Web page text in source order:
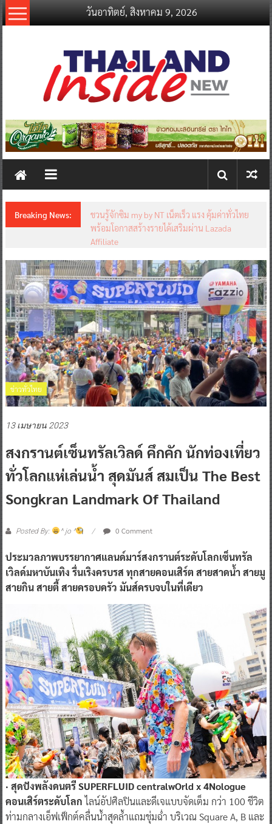
Skip
to
วันอาทิตย์, สิงหาคม 9, 2026
thailandinsidenew.com
Thailand
New
Breaking News:
ชวนรู้จักซิม my by NT เน็ตเร็ว แรง คุ้มค่าทั่วไทย
พร้อมโอกาสสร้างรายได้เสริมผ่าน Lazada
Affiliate
ข่าวทั่วไทย
13 เมษายน 2023
สงกรานต์เซ็นทรัลเวิลด์ คึกคัก นักท่องเที่ยว
ทั่วโลกแห่เล่นน้ำ สุดมันส์ สมเป็น The Best
Songkran Landmark Of Thailand
Posted By: ^ jo ^ 0 Comment
ประมวลภาพบรรยากาศแลนด์มาร์สงกรานต์ระดับโลกเซ็นทรัล
เวิลด์มหาบันเทิง รื่นเริงครบรส ทุกสายคอนเสิร์ต สายสาดน้ำ สายมู
สายกิน สายตี้ สายครอบครัว มันส์ครบจบในที่เดียว
· สุดปังพลังดนตรี SUPERFLUID centralwOrld x 4Nologue
คอนเสิร์ตระดับโลกไลน์อัปศิลปินและดีเจแบบจัดเต็ม กว่า 100 ชีวิต
ท่ามกลางเอ็ฟเฟ็กต์คลื่นน้ำสุดล้ำแถมชุ่มฉ่ำ บริเวณ Square A, B และ